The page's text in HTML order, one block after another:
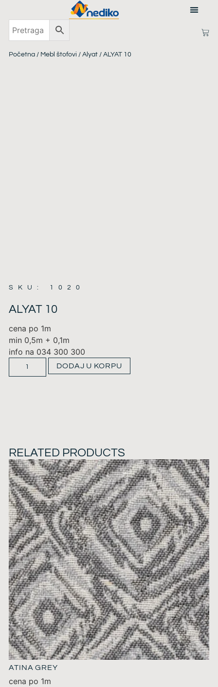
Početna/ Mebl štofovi / Alyat/ ALYAT 10
SKU: 1020
ALYAT 10
cena po 1m
min 0,5m + 0,1m
info na 034 300 300
DODAJ U KORPU
RELATED PRODUCTS
ATINA GREY
cena po 1m